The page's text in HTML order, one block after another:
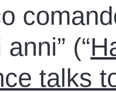
(“
talks